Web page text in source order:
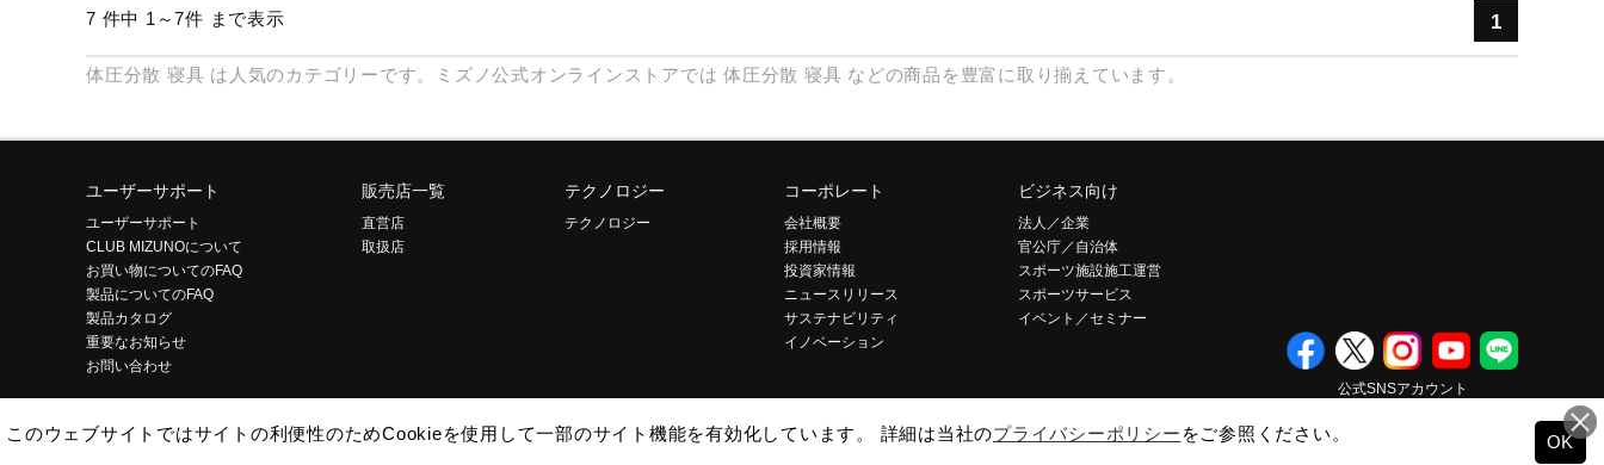
7 件中 1～7件 まで表示 1
体圧分散 寝具 は人気のカテゴリーです。ミズノ公式オンラインストアでは 体圧分散 寝具 などの商品を豊富に取り揃えています。
ユーザーサポート
ユーザーサポート
CLUB MIZUNOについて
お買い物についてのFAQ
製品についてのFAQ
製品カタログ
重要なお知らせ
お問い合わせ
販売店一覧
直営店
取扱店
テクノロジー
テクノロジー
コーポレート
会社概要
採用情報
投資家情報
ニュースリリース
サステナビリティ
イノベーション
ビジネス向け
法人／企業
官公庁／自治体
スポーツ施設施工運営
スポーツサービス
イベント／セミナー
公式SNSアカウント
企業情報 ご利用条件 プライバシーポリシー 特定商取引法 OK
このウェブサイトではサイトの利便性のためCookieを使用して一部のサイト機能を有効化しています。 詳細は当社のプライバシーポリシー をご参照ください。